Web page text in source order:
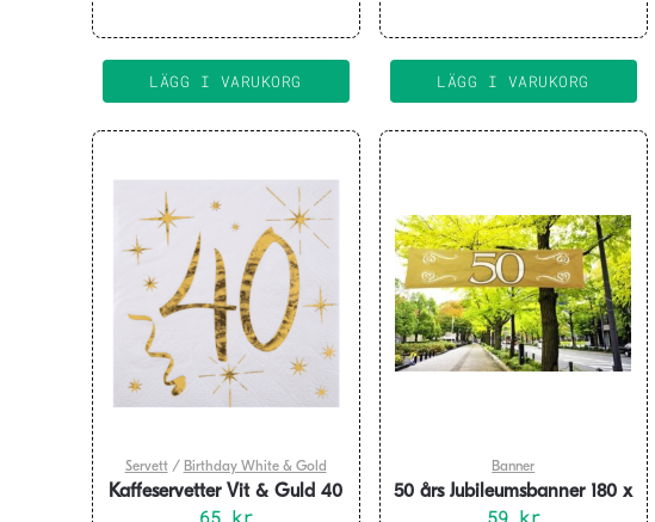
LÄGG I VARUKORG LÄGG I VARUKORG
Servett/ Birthday White & Gold
Kaffeservetter Vit & Guld 40
år, 20-pack
65 kr
Banner
50 års Jubileumsbanner 180 x
40 cm
59 kr